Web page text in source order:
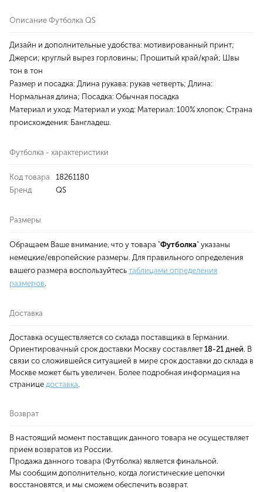
Описание Футболка QS
Дизайн и дополнительные удобства: мотивированный принт;
Джерси; круглый вырез горловины; Прошитый край/край; Швы
тон в тон
Размер и посадка: Длина рукава: рукав четверть; Длина:
Нормальная длина; Посадка: Обычная посадка
Материал и уход: Материал и уход: Материал: 100% хлопок; Страна
происхождения: Бангладеш.
Футболка - характеристики
Код товара
18261180
Бренд
QS
Размеры
Обращаем Ваше внимание, что у товара "Футболка" указаны
немецкие/европейские размеры. Для правильного определения
вашего размера воспользуйтесь таблицами определения
размеров.
Доставка
Доставка осуществляется со склада поставщика в Германии.
Ориентировачный срок доставки Москву составляет 18-21 дней. В
связи со сложившейся ситуацией в мире срок доставки до склада в
Москве может быть увеличен. Более подробная информация на
странице доставка.
Возврат
В настоящий момент поставщик данного товара не осуществляет
прием возвратов из России.
Продажа данного товара (Футболка) является финальной.
Мы сообщим дополнительно, когда логистические цепочки
восстановятся, и мы сможем обеспечить возврат.